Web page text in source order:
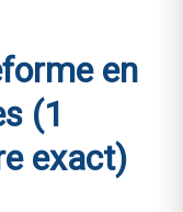
en
(1
exact)